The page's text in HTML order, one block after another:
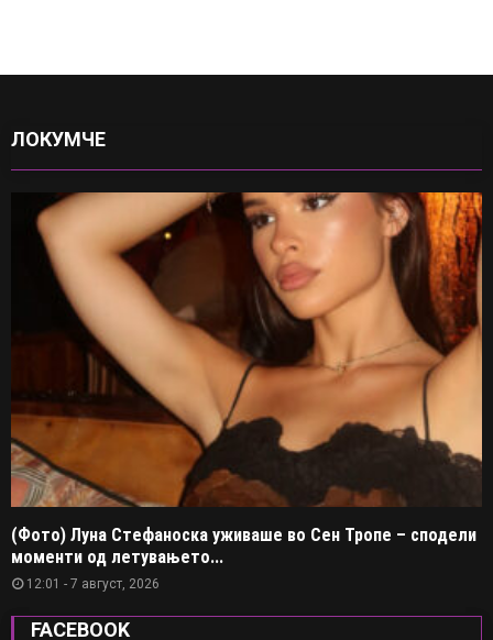
ЛОКУМЧЕ
(Фото) Луна Стефаноска уживаше во Сен Тропе – сподели
моменти од летувањето...
12:01 - 7 август, 2026
FACEBOOK